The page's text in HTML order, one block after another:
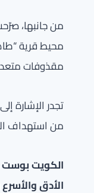
من جانبها،
محيط قرية
مقذوفات
تجدر الإشارة
من استهداف
الكويت بوست
الأدق